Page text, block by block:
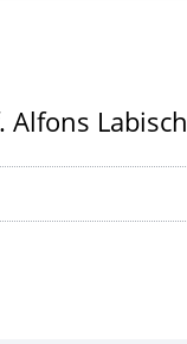
Alfons Labisch